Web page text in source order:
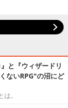
と『ウィザードリ
ないRPG"の沼にど
。